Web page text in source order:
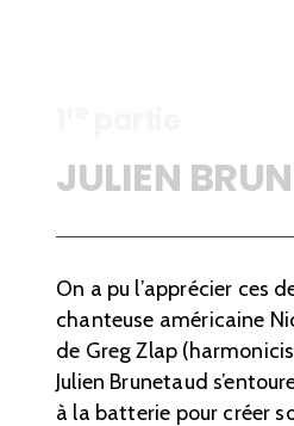
JULIEN
On a pu l’apprécier ces
chanteuse américaine
de Greg Zlap
Julien Brunetaud
à la batterie pour créer